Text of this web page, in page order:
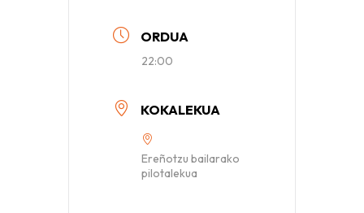
ORDUA
22:00
KOKALEKUA
Ereñotzu bailarako
pilotalekua